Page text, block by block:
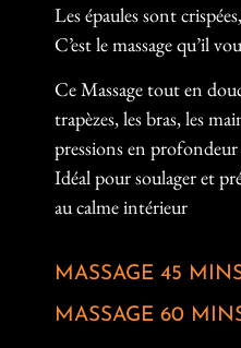
Les épaules sont
C’est le massage qu’il
Ce Massage tout en
trapèzes, les bras, les
pressions en profondeur
Idéal pour soulager et
au calme intérieur
MASSAGE 45
MASSAGE 60